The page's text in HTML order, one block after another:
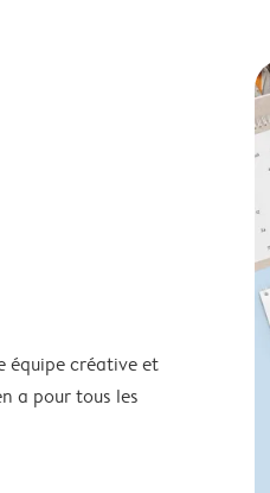
équipe créative et
a pour tous les